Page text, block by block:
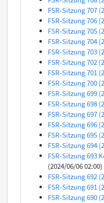
FSR-Sitzung 707
FSR-Sitzung 706
FSR-Sitzung 705
FSR-Sitzung 704
FSR-Sitzung 703
FSR-Sitzung 702
FSR-Sitzung 701
FSR-Sitzung 700
FSR-Sitzung 699
FSR-Sitzung 698
FSR-Sitzung 697
FSR-Sitzung 696
FSR-Sitzung 695
FSR-Sitzung 694
FSR-Sitzung 693
(2024/06/06 02:00)
FSR-Sitzung 692
FSR-Sitzung 691
FSR-Sitzung 690